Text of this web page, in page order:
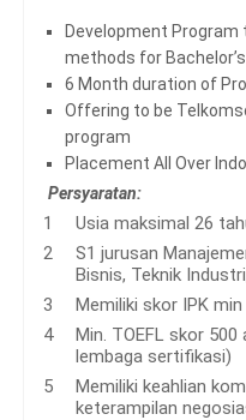
Development
methods for
6 Month duration of
Offering to be
program
Placement All Over
Persyaratan:
Usia maksimal 26
S1 jurusan
Bisnis, Teknik
Memiliki skor IPK
Min. TOEFL skor
lembaga sertifikasi)
Memiliki keahlian
keterampilan